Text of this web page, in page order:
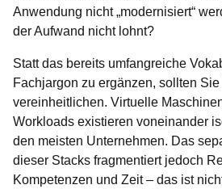
Anwendung nicht „modernisiert“
der Aufwand nicht lohnt?
Statt das bereits umfangreiche
Fachjargon zu ergänzen, sollten
vereinheitlichen. Virtuelle
Workloads existieren voneinander
den meisten Unternehmen. Das
dieser Stacks fragmentiert jedoch
Kompetenzen und Zeit – das ist